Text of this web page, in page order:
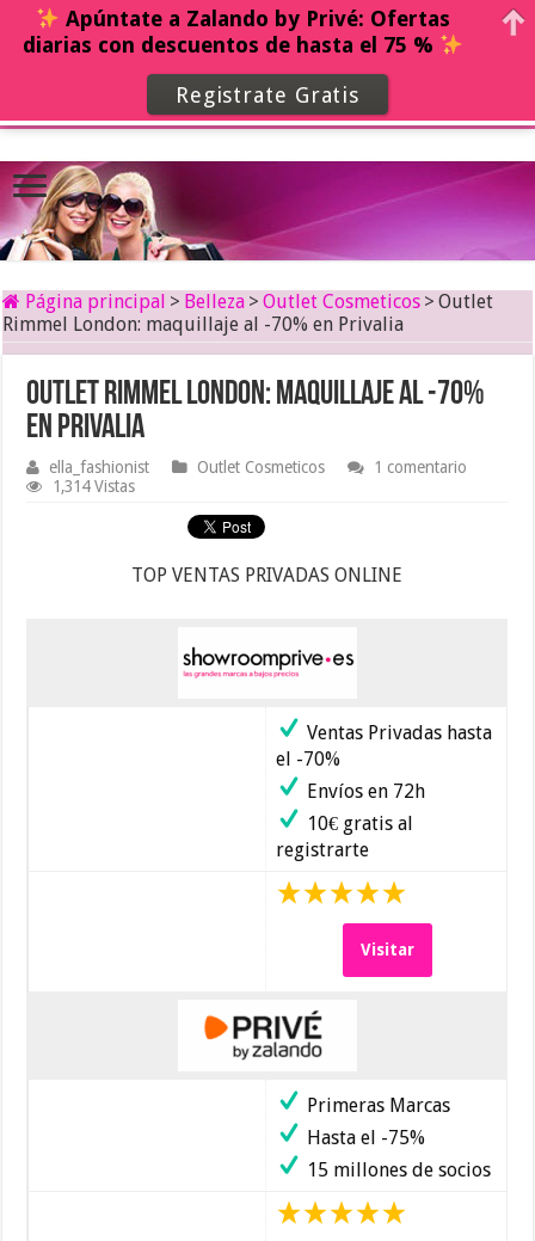
Página principal > Belleza > Outlet Cosmeticos > Outlet
Rimmel London: maquillaje al -70% en Privalia
Outlet Rimmel London: maquillaje al -70%
en Privalia
ella_fashionist Outlet Cosmeticos
1 comentario
1,314 Vistas
TOP VENTAS PRIVADAS ONLINE
Ventas Privadas hasta
el -70%
Envíos en 72h
10€ gratis al
registrarte
Visitar
Primeras Marcas
Hasta el -75%
15 millones de socios
Apúntate a Zalando by Privé: Ofertas
diarias con descuentos de hasta el 75 %
Registrate Gratis